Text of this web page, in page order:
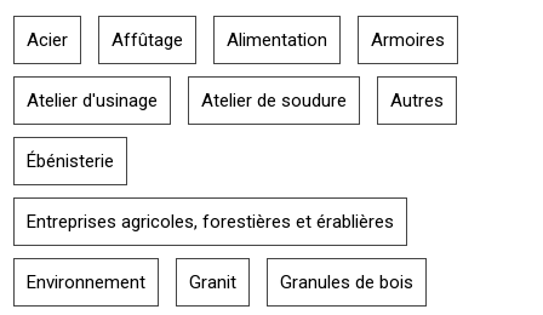
Acier Affûtage Alimentation Armoires
Atelier d'usinage Atelier de soudure Autres
Ébénisterie
Entreprises agricoles, forestières et érablières
Environnement Granit Granules de bois